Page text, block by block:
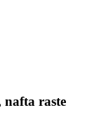
raste